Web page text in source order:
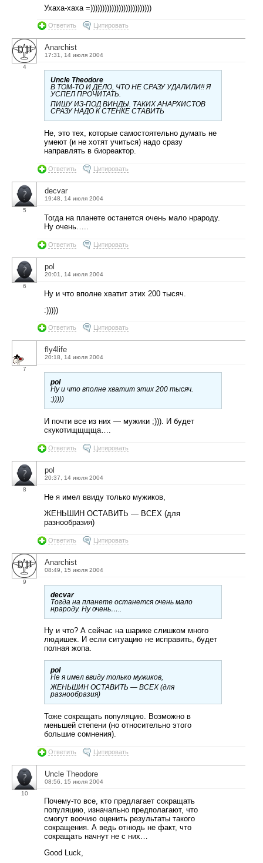
Ухаха-хаха =))))))))))))))))))))))))))
Ответить Цитировать
4
Anarchist
17:31, 14 июля 2004
Uncle Theodore
В ТОМ-ТО И ДЕЛО, ЧТО НЕ СРАЗУ УДАЛИЛИ!! Я
УСПЕЛ ПРОЧИТАТЬ.
ПИШУ ИЗ-ПОД ВИНДЫ. ТАКИХ АНАРХИСТОВ
СРАЗУ НАДО К СТЕНКЕ СТАВИТЬ
Не, это тех, которые самостоятельно думать не
умеют (и не хотят учиться) надо сразу
направлять в биореактор.
Ответить Цитировать
5
decvar
19:48, 14 июля 2004
Тогда на планете останется очень мало нрароду.
Ну очень…..
Ответить Цитировать
6
pol
20:01, 14 июля 2004
Ну и что вполне хватит этих 200 тысяч.
:)))))
Ответить Цитировать
7
fly4life
20:18, 14 июля 2004
pol
Ну и что вполне хватит этих 200 тысяч.
:)))))
И почти все из них — мужики ;))). И будет
скукотищщщща….
Ответить Цитировать
8
pol
20:37, 14 июля 2004
Не я имел ввиду только мужиков,
ЖЕНЬШИН ОСТАВИТЬ — ВСЕХ (для
разнообразия)
Ответить Цитировать
9
Anarchist
08:49, 15 июля 2004
decvar
Тогда на планете останется очень мало
нрароду. Ну очень…..
Ну и что? А сейчас на шарике слишком много
людишек. И если ситуацию не исправить, будет
полная жопа.
pol
Не я имел ввиду только мужиков,
ЖЕНЬШИН ОСТАВИТЬ — ВСЕХ (для
разнообразия)
Тоже сокращать популяцию. Возможно в
меньшей степени (но относительно этого
большие сомнения).
Ответить Цитировать
10
Uncle Theodore
08:56, 15 июля 2004
Почему-то все, кто предлагает сокращать
популяцию, изначально предполагают, что
смогут воочию оценить результаты такого
сокращения. А ведь отнюдь не факт, что
сокращать начнут не с них…
Good Luck,